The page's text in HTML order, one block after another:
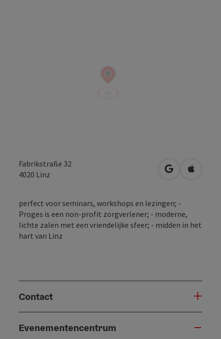
Fabrikstraße 32
4020 Linz Openen in
perfect voor seminars, workshops en lezingen; -
Proges is een non-profit zorgverlener; - moderne,
lichte zalen met een vriendelijke sfeer; - midden in het
hart van Linz
Contact
Evenementencentrum